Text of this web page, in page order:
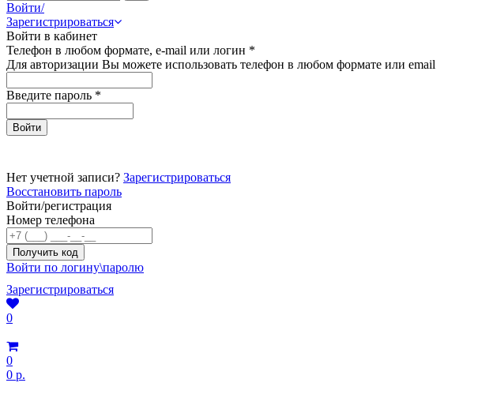
Войти/
Зарегистрироваться
Войти в кабинет
Телефон в любом формате, e-mail или логин *
Для авторизации Вы можете использовать телефон в любом формате или email
Введите пароль *
Нет учетной записи? Зарегистрироваться
Восстановить пароль
Войти/регистрация
Номер телефона
Войти по логину\паролю
Зарегистрироваться
0
0
0 р.